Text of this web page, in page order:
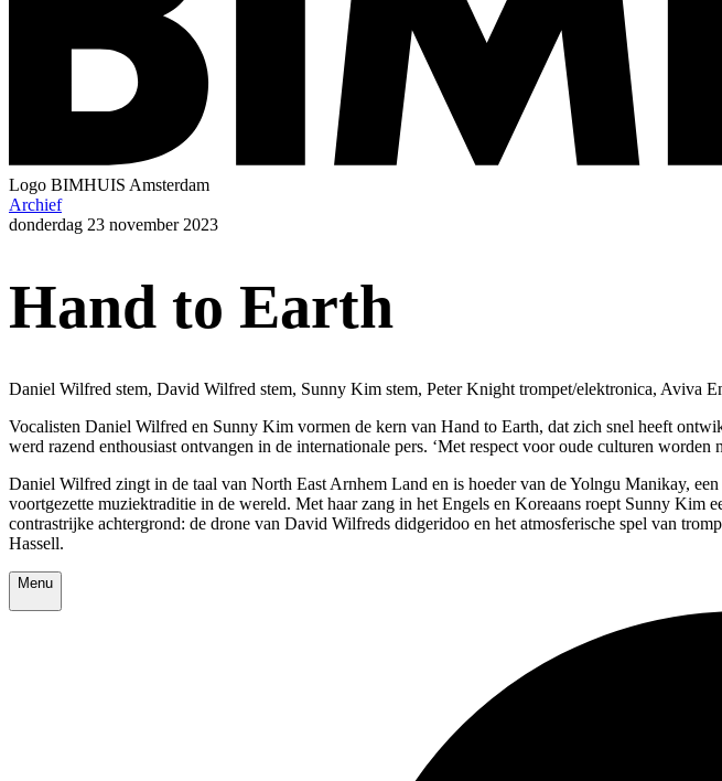
Logo BIMHUIS Amsterdam
Archief
donderdag 23 november 2023
Hand to Earth
Daniel Wilfred stem, David Wilfred stem, Sunny Kim stem, Peter Knight trompet/elektronica, Aviva
Vocalisten Daniel Wilfred en Sunny Kim vormen de kern van Hand to Earth, dat zich snel heeft
werd razend enthousiast ontvangen in de internationale pers. ‘Met respect voor oude culturen
Daniel Wilfred zingt in de taal van North East Arnhem Land en is hoeder van de Yolngu Manikay,
voortgezette muziektraditie in de wereld. Met haar zang in het Engels en Koreaans roept Sunny Kim
contrastrijke achtergrond: de drone van David Wilfreds didgeridoo en het atmosferische spel van
Hassell.
Menu